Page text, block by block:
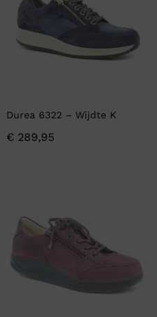
Durea 6322 – Wijdte K
€ 289,95